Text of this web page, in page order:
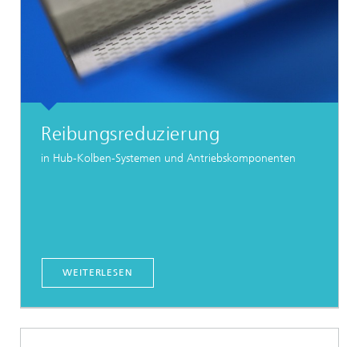
Reibungsreduzierung
in Hub-Kolben-Systemen und Antriebskomponenten
WEITERLESEN